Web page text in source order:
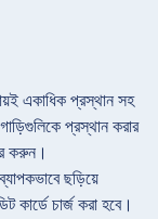
একাধিক প্রস্থান সহ
প্রস্থান করার
করুন।
ছড়িয়ে
চার্জ করা হবে।